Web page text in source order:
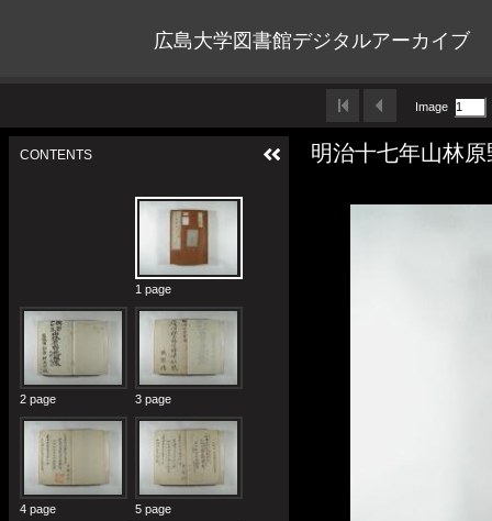
広島大学図書館デジタルアーカイブ